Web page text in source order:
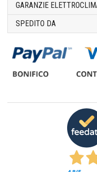
GARANZIE
SPEDITO DA